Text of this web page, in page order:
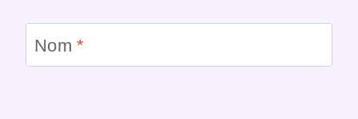
Nom*